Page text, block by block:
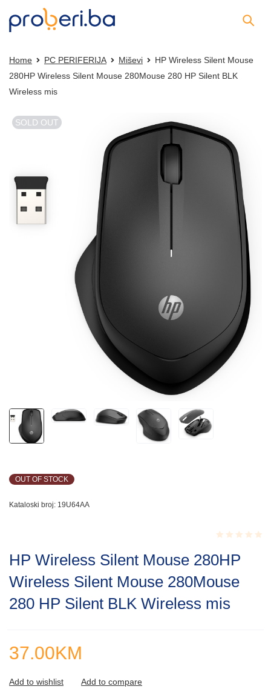
Home PC PERIFERIJA Miševi
HP Wireless Silent Mouse
280HP Wireless Silent Mouse 280Mouse 280 HP Silent BLK
Wireless mis
SOLD OUT
OUT OF STOCK
Kataloski broj: 19U64AA
0.001
of
5
HP Wireless Silent Mouse 280HP
Wireless Silent Mouse 280Mouse
280 HP Silent BLK Wireless mis
37.00KM